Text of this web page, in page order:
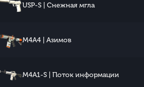
USP-S | Снежная мгла
M4A4 | Азимов
M4A1-S | Поток информации